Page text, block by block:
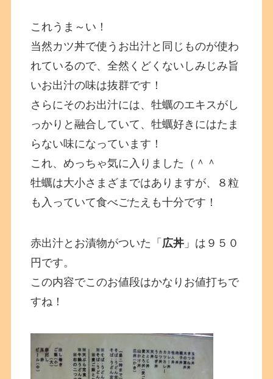
これうま～い！
当然カツ丼で使うお出汁と同じものが使わ
れているので、全然くどくないしみじみ旨
いお出汁の味は抜群です！
さらにそのお出汁には、牡蠣のエキスがし
っかりと融合していて、牡蠣好きにはたま
らない味になっています！
これ、めっちゃ気に入りました（＾＾
牡蠣は大小さまざまではありますが、８粒
も入っていて食べごたえも十分です！
赤出汁とお漬物がついた「 広丼 」は９５０
円です。
この内容でこのお値段はかなりお値打ちで
すね！